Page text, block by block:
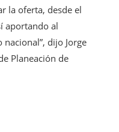
la oferta, desde el
aportando al
dijo Jorge
Planeación de